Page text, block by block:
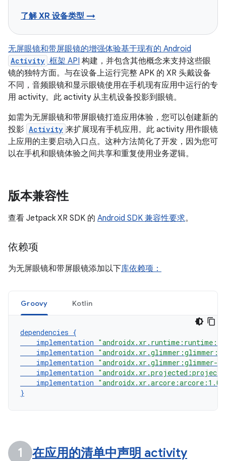
了解 XR 设备类型 →
无屏眼镜和带屏眼镜的增强体验基于现有的 Android
Activity 框架 API 构建，并包含其他概念来支持这些眼
镜的独特方面。与在设备上运行完整 APK 的 XR 头戴设备
不同，音频眼镜和显示眼镜使用在手机现有应用中运行的专
用 activity。此 activity 从主机设备投影到眼镜。
如需为无屏眼镜和带屏眼镜打造应用体验，您可以创建新的
投影 Activity 来扩展现有手机应用。此 activity 用作眼镜
上应用的主要启动入口点。这种方法简化了开发，因为您可
以在手机和眼镜体验之间共享和重复使用业务逻辑。
版本兼容性
查看 Jetpack XR SDK 的 Android SDK 兼容性要求。
依赖项
为无屏眼镜和带屏眼镜添加以下库依赖项：
Groovy Kotlin
dependencies {
implementation
implementation
implementation "androidx.xr.glimmer:glimmer-
implementation
implementation
}
在应用的清单中声明 activity